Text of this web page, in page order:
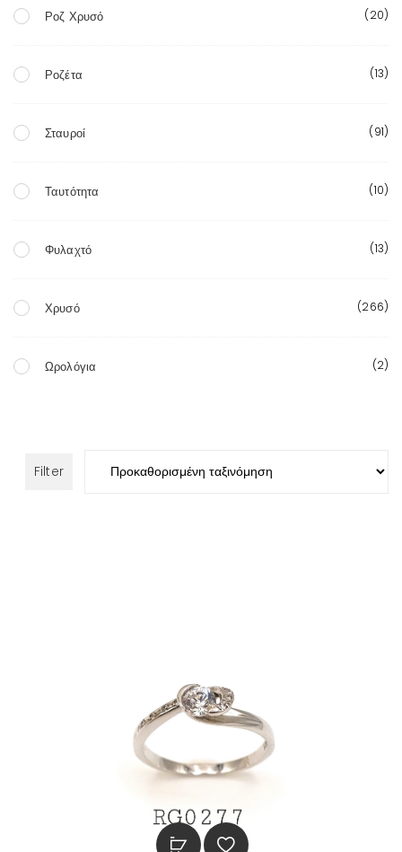
Ροζ Χρυσό (20)
Ροζέτα (13)
Σταυροί (91)
Ταυτότητα (10)
Φυλαχτό (13)
Χρυσό (266)
Ωρολόγια (2)
Filter